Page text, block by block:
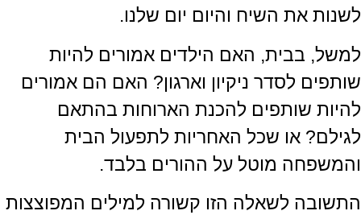
לשנות את השיח והיום יום שלנו.
למשל, בבית, האם הילדים אמורים להיות
שותפים לסדר ניקיון וארגון? האם הם אמורים
להיות שותפים להכנת הארוחות בהתאם
לגילם? או שכל האחריות לתפעול הבית
והמשפחה מוטל על ההורים בלבד.
התשובה לשאלה הזו קשורה למילים המפוצצות